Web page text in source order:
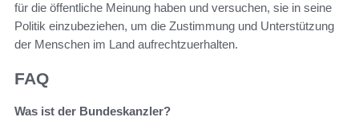
für die öffentliche Meinung haben und versuchen, sie in seine
Politik einzubeziehen, um die Zustimmung und Unterstützung
der Menschen im Land aufrechtzuerhalten.
FAQ
Was ist der Bundeskanzler?